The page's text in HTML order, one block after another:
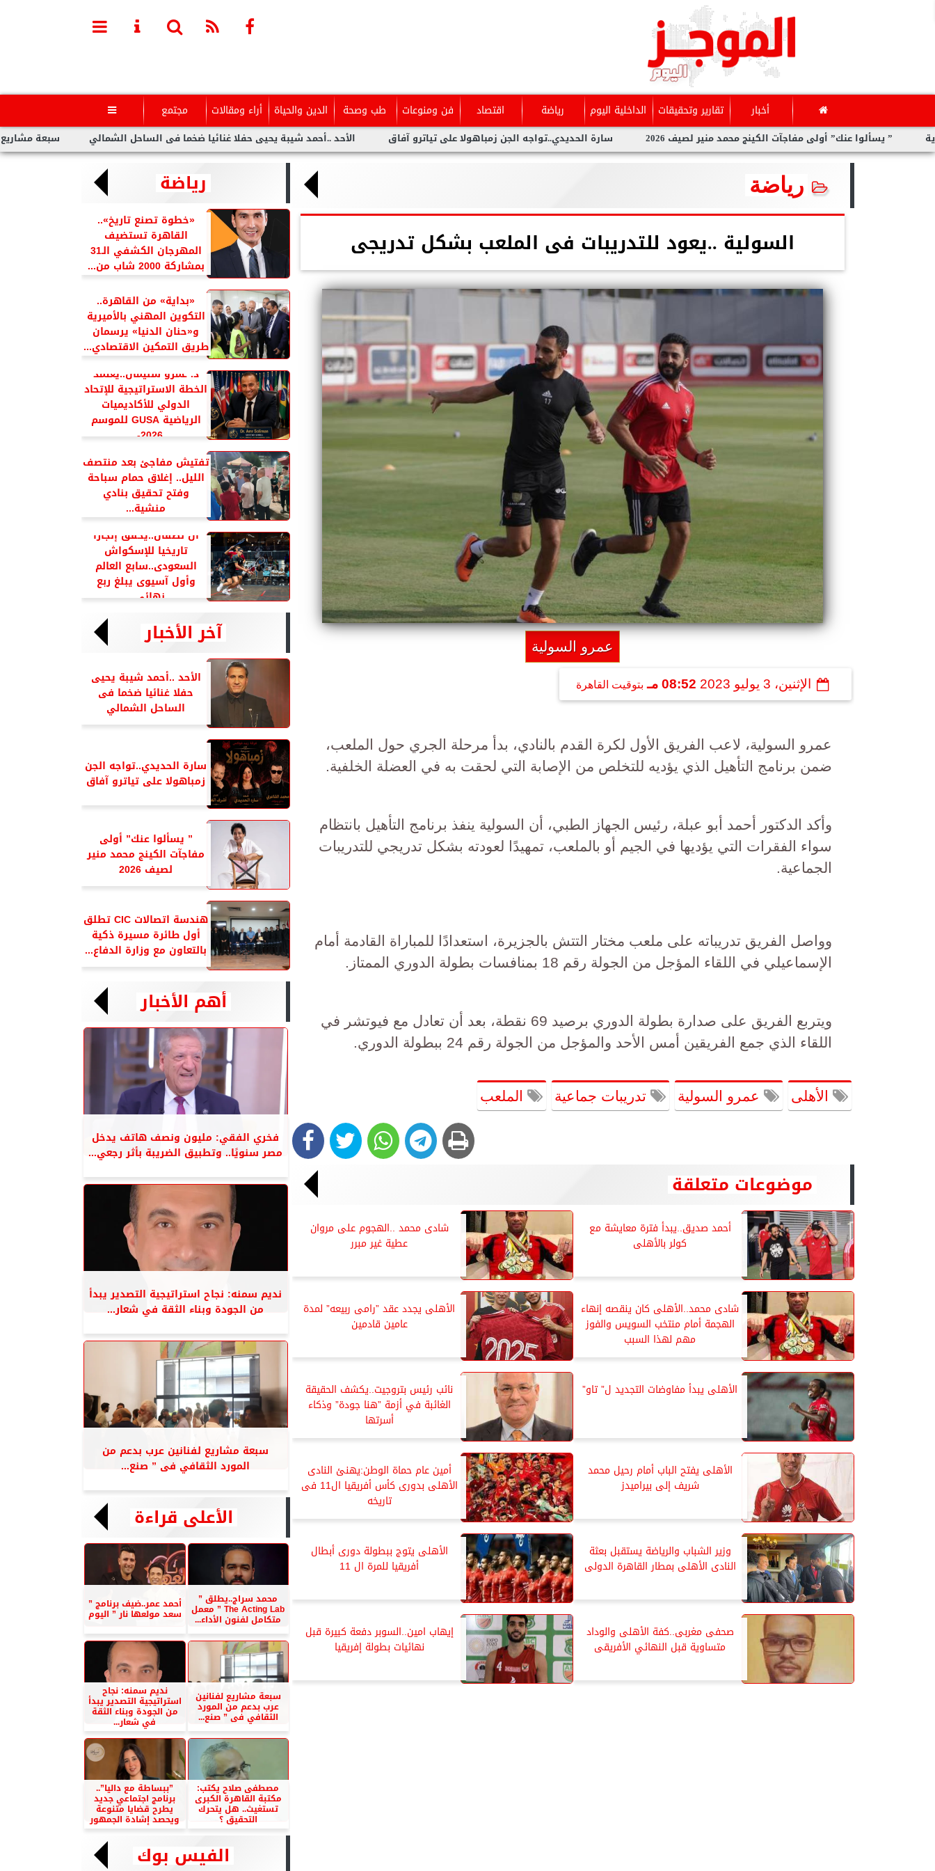
أخبار تقارير وتحقيقات الداخلية اليوم رياضة اقتصاد فن ومنوعات طب وصحة الدين والحياة أراء ومقالات مجتمع 
سبعة مشاريع لفنانين الأحد ..أحمد شيبة يحيى حفلا غنائيا ضخما فى الساحل الشمالي سارة الحديدي..تواجه الجن زمباهولا على تياترو آفاق عنك” أولى مفاجآت الكينج محمد منير لصيف 2026
رياضة
السولية ..يعود للتدريبات فى الملعب بشكل تدريجى
عمرو السولية
الإثنين، 3 يوليو 2023 08:52 مـ بتوقيت القاهرة
عمرو السولية، لاعب الفريق الأول لكرة القدم بالنادي، بدأ مرحلة الجري حول الملعب،
ضمن برنامج التأهيل الذي يؤديه للتخلص من الإصابة التي لحقت به في العضلة الخلفية.
وأكد الدكتور أحمد أبو عبلة، رئيس الجهاز الطبي، أن السولية ينفذ برنامج التأهيل بانتظام
سواء الفقرات التي يؤديها في الجيم أو بالملعب، تمهيدًا لعودته بشكل تدريجي للتدريبات
الجماعية.
وواصل الفريق تدريباته على ملعب مختار التتش بالجزيرة، استعدادًا للمباراة القادمة أمام
الإسماعيلي في اللقاء المؤجل من الجولة رقم 18 بمنافسات بطولة الدوري الممتاز.
ويتربع الفريق على صدارة بطولة الدوري برصيد 69 نقطة، بعد أن تعادل مع فيوتشر في
اللقاء الذي جمع الفريقين أمس الأحد والمؤجل من الجولة رقم 24 ببطولة الدوري.
الأهلى عمرو السولية تدريبات جماعية الملعب
موضوعات متعلقة
أحمد صديق..يبدأ فترة معايشة مع
كولر بالأهلى
شادى محمد ..الهجوم على مروان
عطية غير مبرر
شادى محمد..الأهلى كان ينقصه إنهاء
الهجمة أمام منتخب السويس والفوز
مهم لهذا السبب
الأهلى يجدد عقد ”رامى ربيعه” لمدة
عامين قادمين
الأهلى يبدأ مفاوضات التجديد ل” تاو”
نائب رئيس بتروجيت..يكشف الحقيقة
الغائبة في أزمة ”هنا جودة” وذكاء
أسرتها
الأهلى يفتح الباب أمام رحيل محمد
شريف إلى بيراميدز
أمين عام حماة الوطن:يهنئ النادى
الأهلى بدورى كأس أفريقيا ال11 فى
تاريخه
وزير الشباب والرياضة يستقبل بعثة
النادى الأهلى بمطار القاهرة الدولى
الأهلى يتوج ببطولة دورى أبطال
أفريقيا للمرة ال 11
صحفى مغربى..كفة الأهلى والوداد
متساوية قبل النهائي الأفريقى
إيهاب امين..السوبر دفعة كبيرة قبل
نهائيات بطولة إفريقيا
رياضة
«خطوة تصنع تاريخ»..
القاهرة تستضيف
المهرجان الكشفي الـ31
بمشاركة 2000 شاب من...
«بداية» من القاهرة..
التكوين المهني بالأميرية
و«حنان الدنيا» يرسمان
طريق التمكين الاقتصادي...
د. عمرو سليمان..يعتمد
الخطة الاستراتيجية للإتحاد
الدولي للأكاديميات
الرياضية GUSA للموسم
2026-...
تفتيش مفاجئ بعد منتصف
الليل.. إغلاق حمام سباحة
وفتح تحقيق بنادي
منشية...
آل نصفان..يحقق إنجازا
تاريخيا للإسكواش
السعودى..سابع العالم
وأول آسيوى يبلغ ربع
نهائي...
آخر الأخبار
الأحد ..أحمد شيبة يحيى
حفلا غنائيا ضخما فى
الساحل الشمالي
سارة الحديدي..تواجه الجن
زمباهولا على تياترو آفاق
” يسألوا عنك” أولى
مفاجآت الكينج محمد منير
لصيف 2026
هندسة اتصالات CIC تطلق
أول طائرة مسيرة ذكية
بالتعاون مع وزارة الدفاع...
أهم الأخبار
فخري الفقي: مليون ونصف هاتف يدخل
مصر سنويًا.. وتطبيق الضريبة بأثر رجعي...
نديم سمنه: نجاح استراتيجية التصدير يبدأ
من الجودة وبناء الثقة في شعار...
سبعة مشاريع لفنانين عرب بدعم من
المورد الثقافي فى ” صنع...
الأعلى قراءة
محمد سراج..يطلق ”
The Acting Lab ” معمل
متكامل لفنون الأداء...
أحمد عمر..ضيف برنامج ”
سعد مولعها نار ” اليوم
سبعة مشاريع لفنانين
عرب بدعم من المورد
الثقافي فى ” صنع...
نديم سمنه: نجاح
استراتيجية التصدير يبدأ
من الجودة وبناء الثقة
في شعار...
مصطفى صلاح يكتب:
مكتبة القاهرة الكبرى
تستغيث.. هل يتحرك
التحقيق ؟
”ببساطة مع داليا”..
برنامج اجتماعي جديد
يطرح قضايا متنوعة
ويحصد إشادة الجمهور
الفيس بوك